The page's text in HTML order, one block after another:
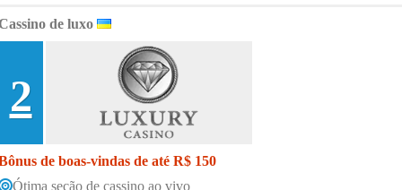
de luxo
2
de boas-vindas de até R$ 150
Ótima seção de cassino ao vivo